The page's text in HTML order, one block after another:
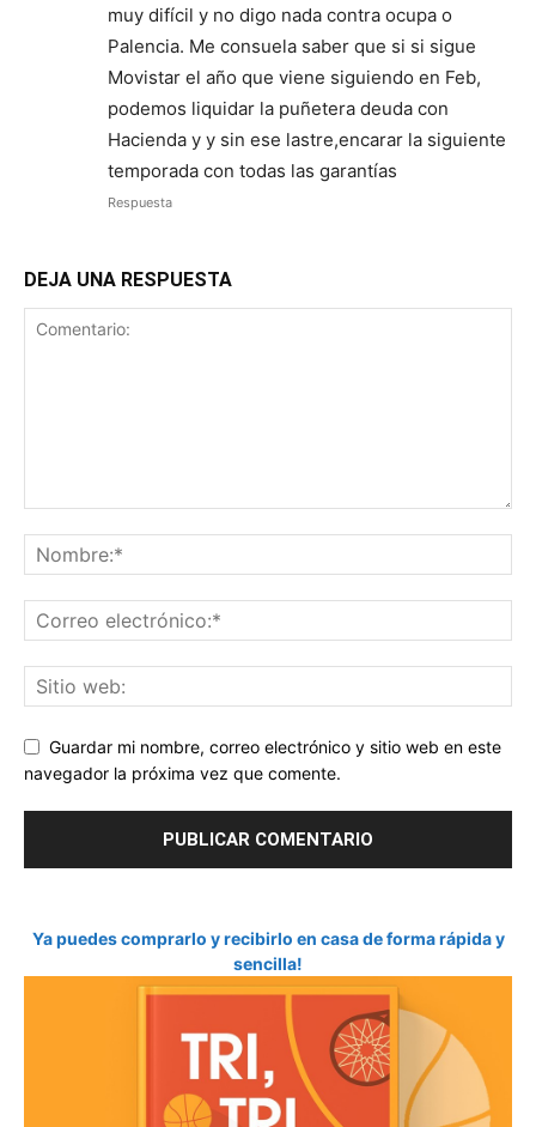
muy difícil y no digo nada contra ocupa o
Palencia. Me consuela saber que si si sigue
Movistar el año que viene siguiendo en Feb,
podemos liquidar la puñetera deuda con
Hacienda y y sin ese lastre,encarar la siguiente
temporada con todas las garantías
Respuesta
DEJA UNA RESPUESTA
Guardar mi nombre, correo electrónico y sitio web en este
navegador la próxima vez que comente.
Ya puedes comprarlo y recibirlo en casa de forma rápida y
sencilla!